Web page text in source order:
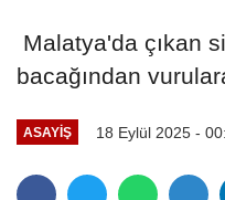
Malatya'da çıkan
bacağından
ASAYİŞ 18 Eylül 2025 -